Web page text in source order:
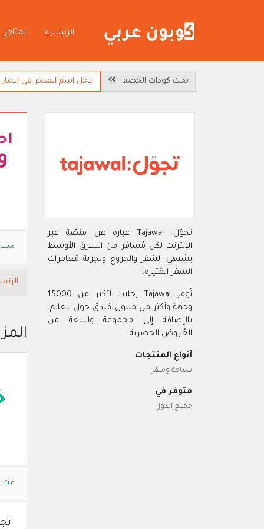
الرئيسية المتاجر
بحث كودات الخصم
تجوّل- Tajawal عبارة عن منصّة عبر
الإنترنت لكل مُسافر من الشرق الأوسط
يشتهي السّفر والخروج وتجربة مُغامرات
السفر المُثيرة.
تُوفر Tajawal رحلات لأكثر من 15000
وجهة وأكثر من مليون فندق حول العالم.
بالإضافة إلى مجموعة واسعة من
العُروض الحصرية
أنواع المنتجات
سياحة وسفر
متوفر في
جميع الدول